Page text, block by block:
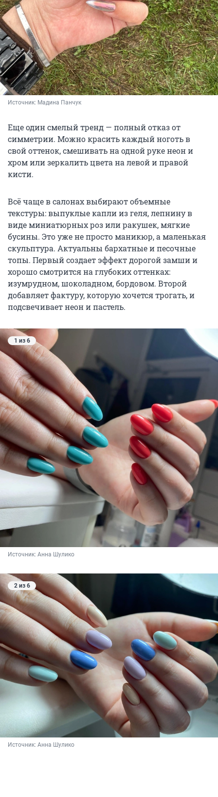
Источник: Мадина Панчук
Еще один смелый тренд — полный отказ от
симметрии. Можно красить каждый ноготь в
свой оттенок, смешивать на одной руке неон и
хром или зеркалить цвета на левой и правой
кисти.
Всё чаще в салонах выбирают объемные
текстуры: выпуклые капли из геля, лепнину в
виде миниатюрных роз или ракушек, мягкие
бусины. Это уже не просто маникюр, а маленькая
скульптура. Актуальны бархатные и песочные
топы. Первый создает эффект дорогой замши и
хорошо смотрится на глубоких оттенках:
изумрудном, шоколадном, бордовом. Второй
добавляет фактуру, которую хочется трогать, и
подсвечивает неон и пастель.
1 из 6
Источник: Анна Шулико
2 из 6
Источник: Анна Шулико